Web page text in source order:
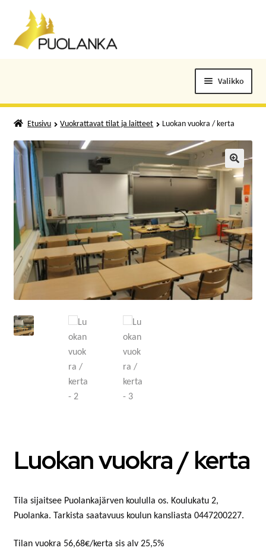
Siirry
navigointiin
Siirry
sisältöön
Valikko
ELOKUVALIPUT
TAPAHTUMAT
KUNTOSALI
KANSALAISOPISTO
KIRJASTO
MATKAMUISTOT
VUOKRATTAVAT TILAT JA LAITTEET
AUTOPAIKAT
TOIMISTO- JA VIRANOMAISPALVELUT
LIITTYMISMAKSUT
POISTETTAVA MATERIAALI
Etusivu Vuokrattavat tilat ja laitteet Luokan vuokra / kerta
🔍
Luokan vuokra / kerta
Tila sijaitsee Puolankajärven koululla os. Koulukatu 2,
Puolanka. Tarkista saatavuus koulun kansliasta 0447200227.
Tilan vuokra 56,68€/kerta sis alv 25,5%